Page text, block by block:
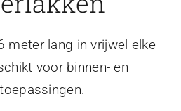
meter lang in vrijwel elke
voor binnen- en